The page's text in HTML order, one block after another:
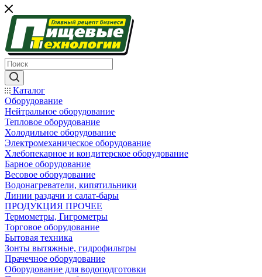
Каталог
Оборудование
Нейтральное оборудование
Тепловое оборудование
Холодильное оборудование
Электромеханическое оборудование
Хлебопекарное и кондитерское оборудование
Барное оборудование
Весовое оборудование
Водонагреватели, кипятильники
Линии раздачи и салат-бары
ПРОДУКЦИЯ ПРОЧЕЕ
Термометры, Гигрометры
Торговое оборудование
Бытовая техника
Зонты вытяжные, гидрофильтры
Прачечное оборудование
Оборудование для водоподготовки